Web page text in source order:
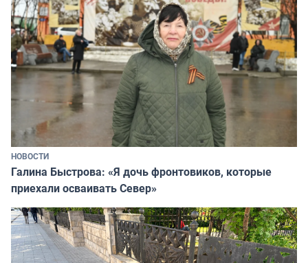
НОВОСТИ
Галина Быстрова: «Я дочь фронтовиков, которые
приехали осваивать Север»